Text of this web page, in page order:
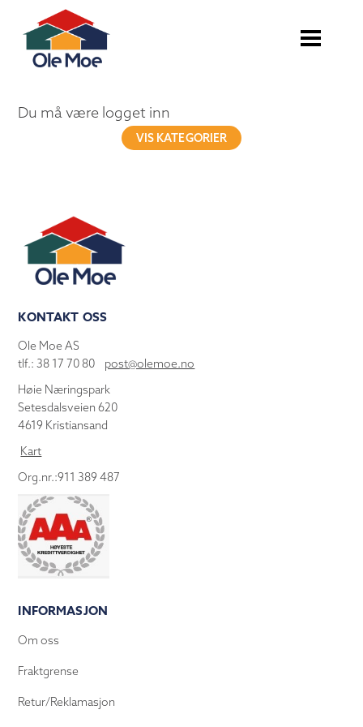
Du må være logget inn
VIS KATEGORIER
KONTAKT OSS
Ole Moe AS
tlf.: 38 17 70 80 post@olemoe.no
Høie Næringspark
Setesdalsveien 620
4619 Kristiansand
Kart
Org.nr.:911 389 487
INFORMASJON
Om oss
Fraktgrense
Retur/Reklamasjon